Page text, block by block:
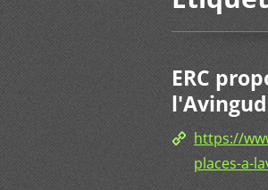
ERC
https://
places-a-